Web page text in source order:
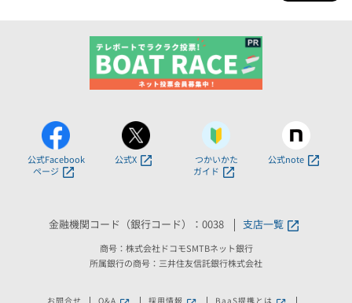
公式Facebook
ページ
公式X
つかいかた
ガイド
公式note
金融機関コード（銀行コード）：0038 支店一覧
商号：株式会社ドコモSMTBネット銀行
所属銀行の商号：三井住友信託銀行株式会社
お問合せ Q&A 採用情報 BaaS提携とは